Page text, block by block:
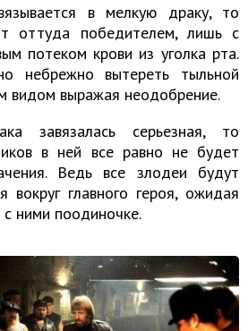
в мелкую драку, то
оттуда победителем, лишь с
потеком крови из уголка рта.
небрежно вытереть тыльной
видом выражая неодобрение.
завязалась серьезная, то
в ней все равно не будет
Ведь все злодеи будут
вокруг главного героя, ожидая
с ними поодиночке.